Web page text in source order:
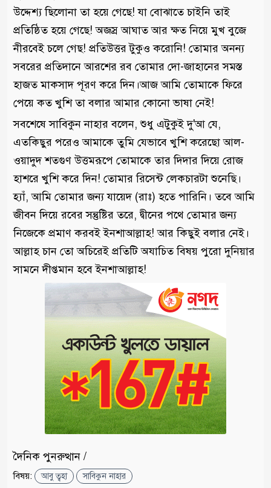
উদ্দেশ্য ছিলোনা তা হয়ে গেছে! যা বোঝাতে চাইনি তাই
প্রতিষ্ঠিত হয়ে গেছে! অজস্র আঘাত আর ক্ষত নিয়ে মুখ বুজে
নীরবেই চলে গেছ! প্রতিউত্তর টুকুও করোনি! তোমার অনন্য
সবরের প্রতিদানে আরশের রব তোমার দো-জাহানের সমস্ত
হাজত মাকসাদ পূরণ করে দিন।আজ আমি তোমাকে ফিরে
পেয়ে কত খুশি তা বলার আমার কোনো ভাষা নেই!
সবশেষে সাবিকুন নাহার বলেন, শুধু এটুকুই দু'আ যে,
এতকিছুর পরেও আমাকে তুমি যেভাবে খুশি করেছো আল-
ওয়াদুদ শতগুণ উত্তমরূপে তোমাকে তার দিদার দিয়ে রোজ
হাশরে খুশি করে দিন! তোমার রিসেন্ট লেকচারটা শুনেছি।
হ্যাঁ, আমি তোমার জন্য যায়েদ (রাঃ) হতে পারিনি। তবে আমি
জীবন দিয়ে রবের সন্তুষ্টির তরে, দ্বীনের পথে তোমার জন্য
নিজেকে প্রমাণ করবই ইনশাআল্লাহ! আর কিছুই বলার নেই।
আল্লাহ চান তো অচিরেই প্রতিটি অযাচিত বিষয় পুরো দুনিয়ার
সামনে দীপ্তমান হবে ইনশাআল্লাহ!
দৈনিক পুনরুত্থান /
বিষয়: আবু ত্বহা সাবিকুন নাহার